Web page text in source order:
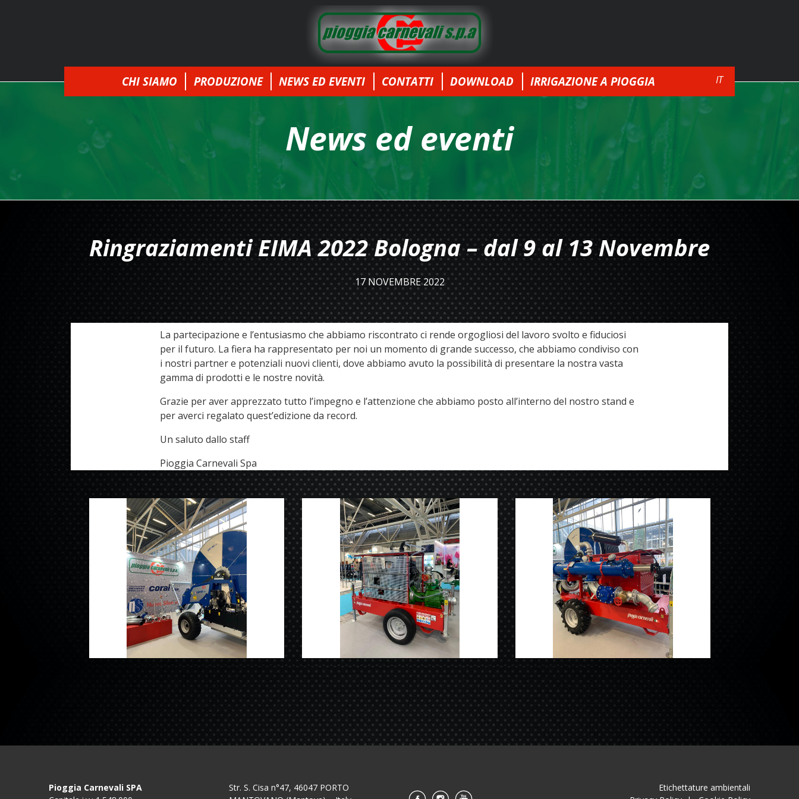
IT
CHI SIAMO PRODUZIONE NEWS ED EVENTI CONTATTI DOWNLOAD IRRIGAZIONE A PIOGGIA
News ed eventi
Ringraziamenti EIMA 2022 Bologna – dal 9 al 13 Novembre
17 NOVEMBRE 2022
La partecipazione e l’entusiasmo che abbiamo riscontrato ci rende orgogliosi del lavoro svolto e fiduciosi
per il futuro. La fiera ha rappresentato per noi un momento di grande successo, che abbiamo condiviso con
i nostri partner e potenziali nuovi clienti, dove abbiamo avuto la possibilità di presentare la nostra vasta
gamma di prodotti e le nostre novità.
Grazie per aver apprezzato tutto l’impegno e l’attenzione che abbiamo posto all’interno del nostro stand e
per averci regalato quest’edizione da record.
Un saluto dallo staff
Pioggia Carnevali Spa
Pioggia Carnevali SPA
Str. S. Cisa n°47, 46047 PORTO
Etichettature ambientali